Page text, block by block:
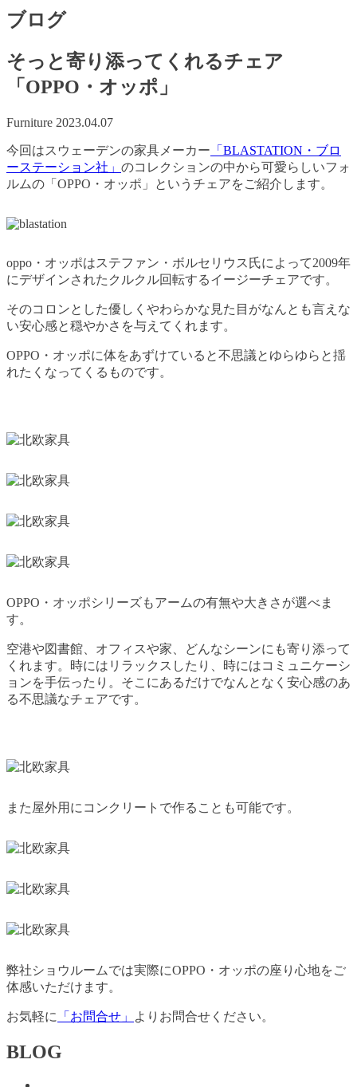
ブログ
そっと寄り添ってくれるチェア
「OPPO・オッポ」
Furniture 2023.04.07
今回はスウェーデンの家具メーカー 「BLASTATION・ブロ
ーステーション社」 のコレクションの中から可愛らしいフォ
ルムの「OPPO・オッポ」というチェアをご紹介します。
oppo・オッポはステファン・ボルセリウス氏によって2009年
にデザインされたクルクル回転するイージーチェアです。
そのコロンとした優しくやわらかな見た目がなんとも言えな
い安心感と穏やかさを与えてくれます。
OPPO・オッポに体をあずけていると不思議とゆらゆらと揺
れたくなってくるものです。
OPPO・オッポシリーズもアームの有無や大きさが選べま
す。
空港や図書館、オフィスや家、どんなシーンにも寄り添って
くれます。時にはリラックスしたり、時にはコミュニケーシ
ョンを手伝ったり。そこにあるだけでなんとなく安心感のあ
る不思議なチェアです。
また屋外用にコンクリートで作ることも可能です。
弊社ショウルームでは実際にOPPO・オッポの座り心地をご
体感いただけます。
お気軽に 「お問合せ」 よりお問合せください。
BLOG